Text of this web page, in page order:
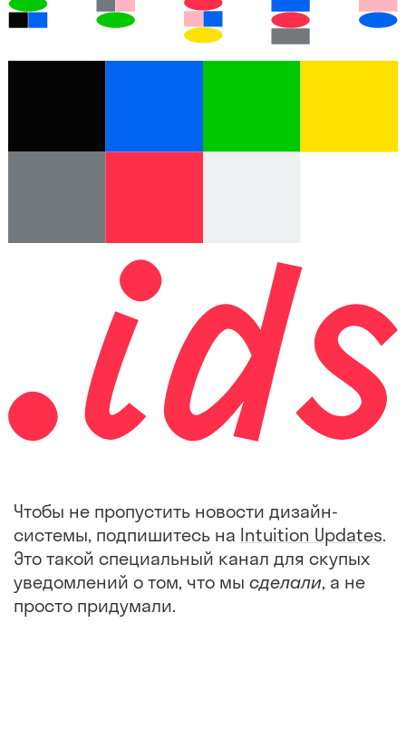
Чтобы не пропустить новости дизайн-
системы, подпишитесь на Intuition Updates.
Это такой специальный канал для скупых
уведомлений о том, что мысделали, а не
просто придумали.